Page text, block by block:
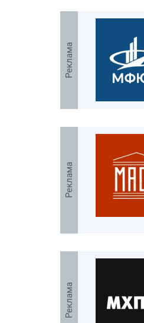
Реклама
Реклама
Реклама